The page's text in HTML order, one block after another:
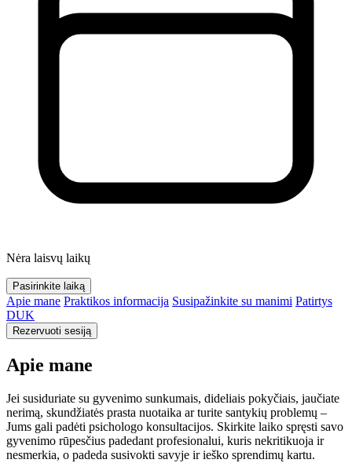
Nėra laisvų laikų
Pasirinkite laiką
Apie mane Praktikos informacija Susipažinkite su manimi Patirtys
DUK
Rezervuoti sesiją
Apie mane
Jei susiduriate su gyvenimo sunkumais, dideliais pokyčiais, jaučiate
nerimą, skundžiatės prasta nuotaika ar turite santykių problemų –
Jums gali padėti psichologo konsultacijos. Skirkite laiko spręsti savo
gyvenimo rūpesčius padedant profesionalui, kuris nekritikuoja ir
nesmerkia, o padeda susivokti savyje ir ieško sprendimų kartu.